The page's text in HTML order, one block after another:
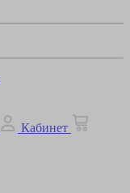
Кабинет